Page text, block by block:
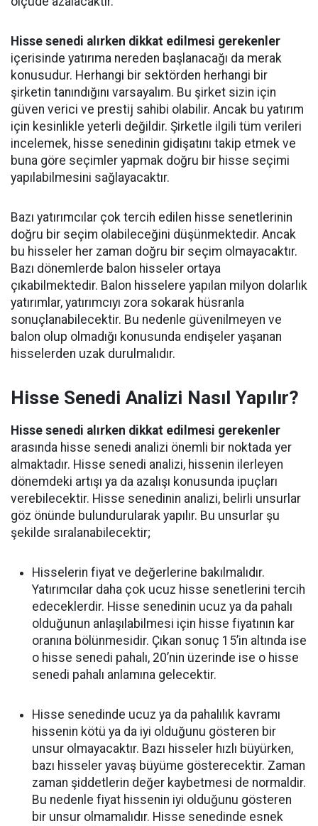
Hisse senedi alırken dikkat edilmesi gerekenler
içerisinde yatırıma nereden başlanacağı da merak
konusudur. Herhangi bir sektörden herhangi bir
şirketin tanındığını varsayalım. Bu şirket sizin için
güven verici ve prestij sahibi olabilir. Ancak bu yatırım
için kesinlikle yeterli değildir. Şirketle ilgili tüm verileri
incelemek, hisse senedinin gidişatını takip etmek ve
buna göre seçimler yapmak doğru bir hisse seçimi
yapılabilmesini sağlayacaktır.
Bazı yatırımcılar çok tercih edilen hisse senetlerinin
doğru bir seçim olabileceğini düşünmektedir. Ancak
bu hisseler her zaman doğru bir seçim olmayacaktır.
Bazı dönemlerde balon hisseler ortaya
çıkabilmektedir. Balon hisselere yapılan milyon dolarlık
yatırımlar, yatırımcıyı zora sokarak hüsranla
sonuçlanabilecektir. Bu nedenle güvenilmeyen ve
balon olup olmadığı konusunda endişeler yaşanan
hisselerden uzak durulmalıdır.
Hisse Senedi Analizi Nasıl Yapılır?
Hisse senedi alırken dikkat edilmesi gerekenler
arasında hisse senedi analizi önemli bir noktada yer
almaktadır. Hisse senedi analizi, hissenin ilerleyen
dönemdeki artışı ya da azalışı konusunda ipuçları
verebilecektir. Hisse senedinin analizi, belirli unsurlar
göz önünde bulundurularak yapılır. Bu unsurlar şu
şekilde sıralanabilecektir;
Hisselerin fiyat ve değerlerine bakılmalıdır.
Yatırımcılar daha çok ucuz hisse senetlerini tercih
edeceklerdir. Hisse senedinin ucuz ya da pahalı
olduğunun anlaşılabilmesi için hisse fiyatının kar
oranına bölünmesidir. Çıkan sonuç 15’in altında ise
o hisse senedi pahalı, 20’nin üzerinde ise o hisse
senedi pahalı anlamına gelecektir.
Hisse senedinde ucuz ya da pahalılık kavramı
hissenin kötü ya da iyi olduğunu gösteren bir
unsur olmayacaktır. Bazı hisseler hızlı büyürken,
bazı hisseler yavaş büyüme gösterecektir. Zaman
zaman şiddetlerin değer kaybetmesi de normaldir.
Bu nedenle fiyat hissenin iyi olduğunu gösteren
bir unsur olmamalıdır. Hisse senedinde esnek